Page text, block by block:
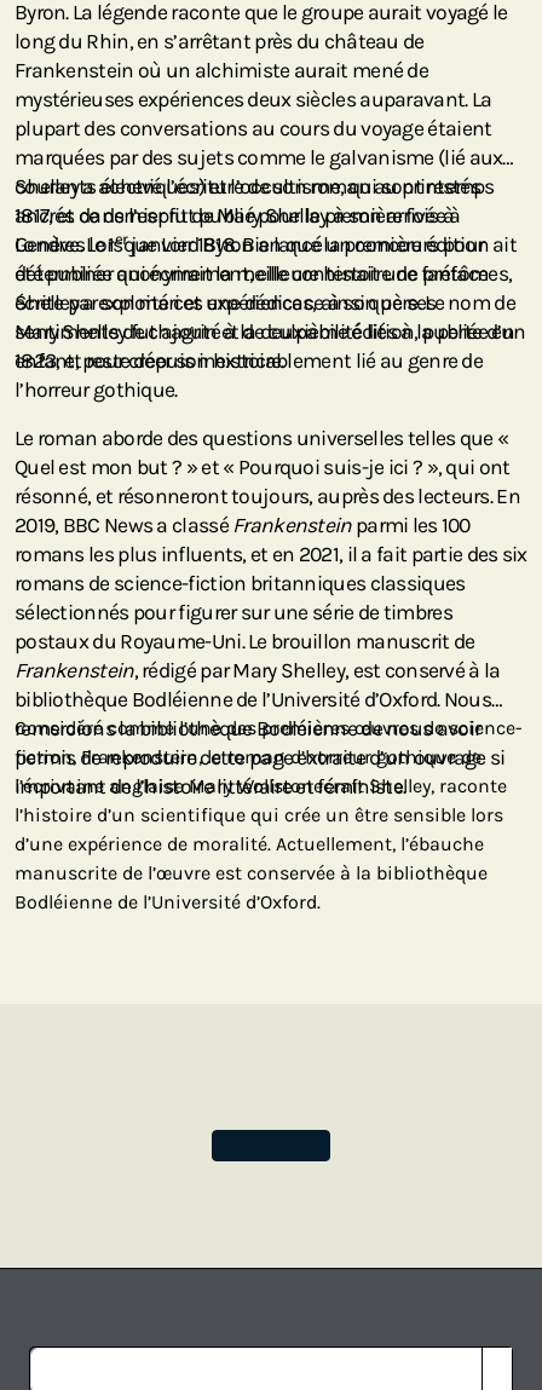
Byron. La légende raconte que le groupe aurait voyagé le
long du Rhin, en s’arrêtant près du château de
Frankenstein où un alchimiste aurait mené de
mystérieuses expériences deux siècles auparavant. La
plupart des conversations au cours du voyage étaient
marquées par des sujets comme le galvanisme (lié aux
courants électriques) et l’occultisme, qui sont restés
ancrés dans l’esprit de Mary Shelley à son arrivée à
Genève. Lorsque Lord Byron a lancé un concours pour
déterminer qui écrirait la meilleure histoire de fantômes,
Shelley a exploité ces expériences, ainsi que ses
sentiments de chagrin et de culpabilité liés à la perte d’un
enfant, pour créer son histoire.
Shelley a achevé l’écriture de son roman au printemps
1817, et ce dernier fut publié pour la première fois à
Londres le 1erjanvier 1818. Bien que la première édition ait
été publiée anonymement, elle contenait une préface
écrite par son mari et une dédicace à son père. Le nom de
Mary Shelley fut ajouté à la deuxième édition, publiée en
1823, et reste depuis inextricablement lié au genre de
l’horreur gothique.
Le roman aborde des questions universelles telles que «
Quel est mon but ? » et « Pourquoi suis-je ici ? », qui ont
résonné, et résonneront toujours, auprès des lecteurs. En
2019, BBC News a classé Frankensteinparmi les 100
romans les plus influents, et en 2021, il a fait partie des six
romans de science-fiction britanniques classiques
sélectionnés pour figurer sur une série de timbres
postaux du Royaume-Uni. Le brouillon manuscrit de
Frankenstein, rédigé par Mary Shelley, est conservé à la
bibliothèque Bodléienne de l’Université d’Oxford. Nous
remercions la bibliothèque Bodléienne de nous avoir
permis de reproduire cette page extraite d’un ouvrage si
important de l’histoire littéraire et féministe.
Considéré comme l’une des premières œuvres de science-
fiction, Frankenstein, le roman d’horreur gothique de
l’écrivaine anglaise Mary Wollstonecraft Shelley, raconte
l’histoire d’un scientifique qui crée un être sensible lors
d’une expérience de moralité. Actuellement, l’ébauche
manuscrite de l’œuvre est conservée à la bibliothèque
Bodléienne de l’Université d’Oxford.